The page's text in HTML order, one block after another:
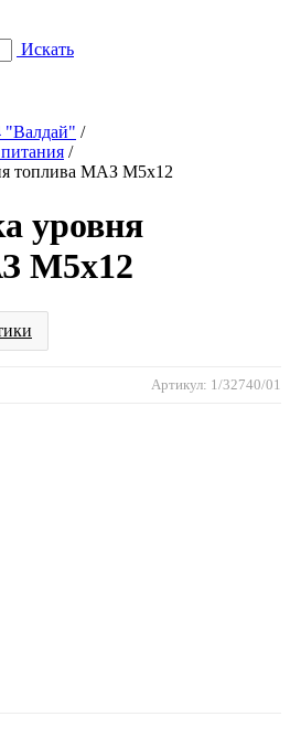
Искать
"Валдай" /
/
топлива МАЗ М5х12
уровня
М5х12
Артикул: 1/32740/01